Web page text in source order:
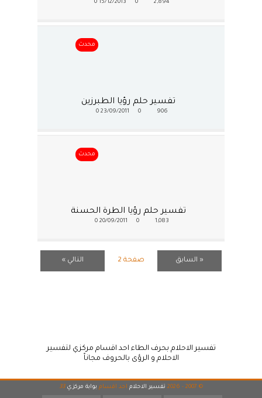
2,894
0
15/12/2013
0
محدث
تفسير حلم رؤيا الطبرزين
906
0
23/09/2011
0
محدث
تفسير حلم رؤيا الطرة الحسنة
1,083
0
20/09/2011
0
« السابق صفحة 2 التالي »
تفسير الاحلام بحرف الطاء احد اقسام مركزي لتفسير
الاحلام و الرؤى بالحروف مجاناً
© 2007 - 2026 تفسير الاحلام احد اقسام بوابة مركزي 33